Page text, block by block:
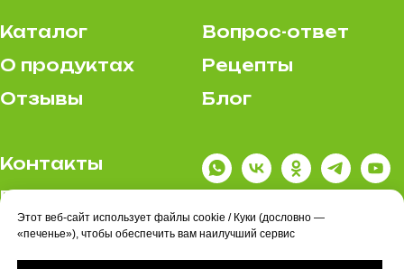
Каталог
О продуктах
Отзывы
Вопрос-ответ
Рецепты
Блог
Контакты
Где купить
Политика
Этот веб-сайт использует файлы cookie / Куки (дословно —
«печенье»), чтобы обеспечить вам наилучший сервис